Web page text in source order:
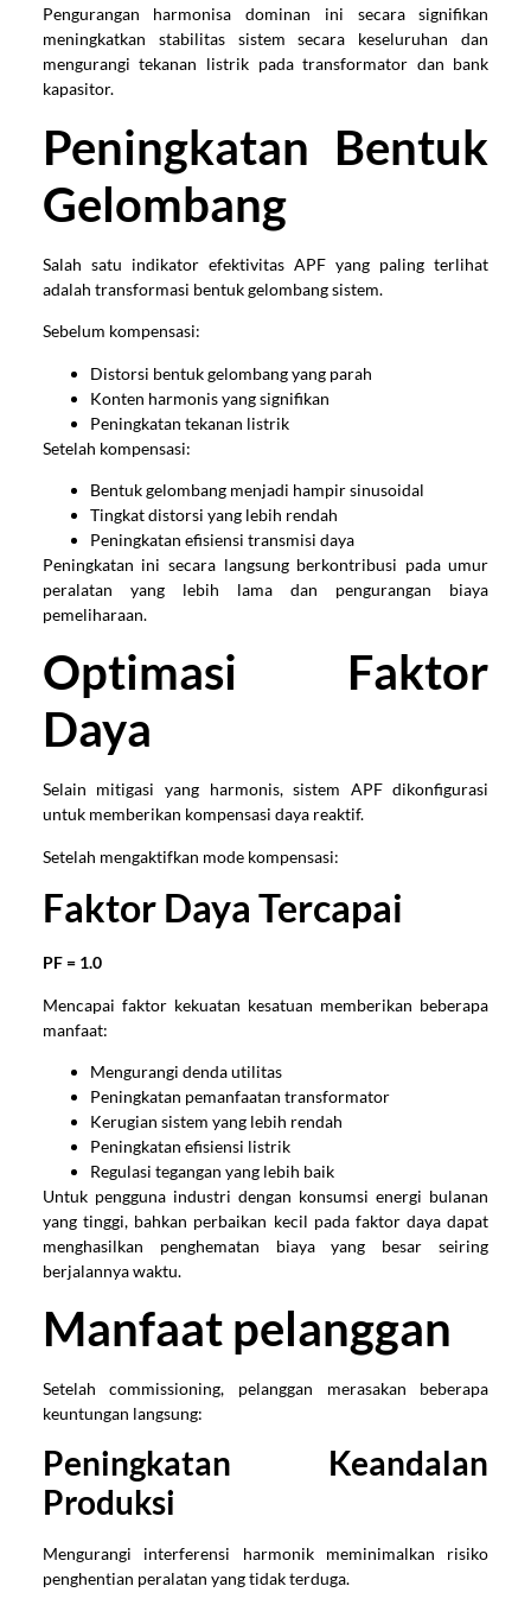
Pengurangan harmonisa dominan ini secara signifikan
meningkatkan stabilitas sistem secara keseluruhan dan
mengurangi tekanan listrik pada transformator dan bank
kapasitor.
Peningkatan Bentuk
Gelombang
Salah satu indikator efektivitas APF yang paling terlihat
adalah transformasi bentuk gelombang sistem.
Sebelum kompensasi:
Distorsi bentuk gelombang yang parah
Konten harmonis yang signifikan
Peningkatan tekanan listrik
Setelah kompensasi:
Bentuk gelombang menjadi hampir sinusoidal
Tingkat distorsi yang lebih rendah
Peningkatan efisiensi transmisi daya
Peningkatan ini secara langsung berkontribusi pada umur
peralatan yang lebih lama dan pengurangan biaya
pemeliharaan.
Optimasi Faktor
Daya
Selain mitigasi yang harmonis, sistem APF dikonfigurasi
untuk memberikan kompensasi daya reaktif.
Setelah mengaktifkan mode kompensasi:
Faktor Daya Tercapai
PF = 1.0
Mencapai faktor kekuatan kesatuan memberikan beberapa
manfaat:
Mengurangi denda utilitas
Peningkatan pemanfaatan transformator
Kerugian sistem yang lebih rendah
Peningkatan efisiensi listrik
Regulasi tegangan yang lebih baik
Untuk pengguna industri dengan konsumsi energi bulanan
yang tinggi, bahkan perbaikan kecil pada faktor daya dapat
menghasilkan penghematan biaya yang besar seiring
berjalannya waktu.
Manfaat pelanggan
Setelah commissioning, pelanggan merasakan beberapa
keuntungan langsung:
Peningkatan Keandalan
Produksi
Mengurangi interferensi harmonik meminimalkan risiko
penghentian peralatan yang tidak terduga.